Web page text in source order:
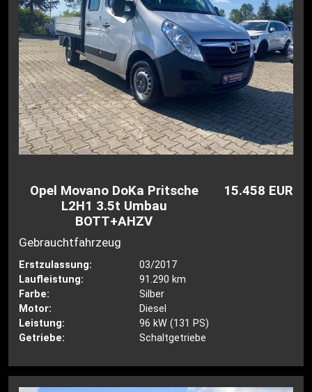
Opel Movano DoKa Pritsche
L2H1 3.5t Umbau
BOTT+AHZV
15.458 EUR
Gebrauchtfahrzeug
Erstzulassung:
03/2017
Laufleistung:
91.290 km
Farbe:
Silber
Motor:
Diesel
Leistung:
96 kW (131 PS)
Getriebe:
Schaltgetriebe